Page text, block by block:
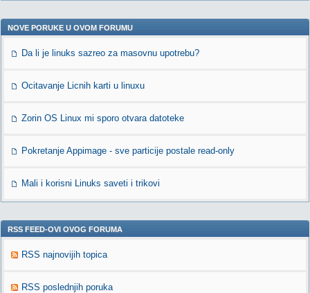
NOVE PORUKE U OVOM FORUMU
Da li je linuks sazreo za masovnu upotrebu?
Ocitavanje Licnih karti u linuxu
Zorin OS Linux mi sporo otvara datoteke
Pokretanje Appimage - sve particije postale read-only
Mali i korisni Linuks saveti i trikovi
RSS FEED-OVI OVOG FORUMA
RSS najnovijih topica
RSS poslednjih poruka